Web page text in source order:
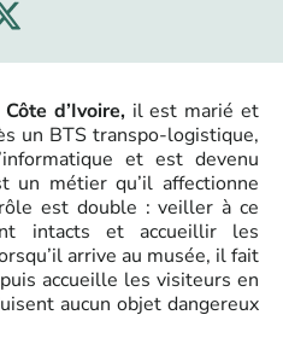
Côte d’Ivoire,il est marié et
un BTS transpo-logistique,
et est devenu
un métier qu’il affectionne
est double : veiller à ce
intacts et accueillir les
arrive au musée, il fait
accueille les visiteurs en
aucun objet dangereux